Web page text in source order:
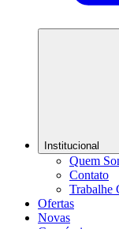
Institucional
Quem
Contato
Trabalhe
Ofertas
Novas